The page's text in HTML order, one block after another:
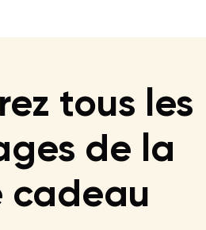
tous les
de la
cadeau